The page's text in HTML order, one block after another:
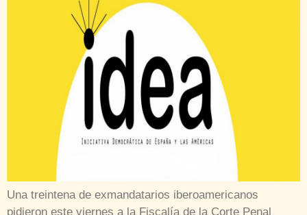
Una treintena de exmandatarios iberoamericanos
pidieron este viernes a la Fiscalía de la Corte Penal